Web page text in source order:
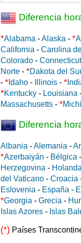
Diferencia
*Alabama -Alaska - *
California - Carolina
Colorado - Connecticut
Norte - *Dakota del
- * Idaho - Illinois - *
*Kentucky - Louisiana
Massachusetts - *
Diferencia
Albania -Alemania -
*Azerbaiyán - Bélgica -
Herzegovina - Holanda
del Vaticano - Croacia
Eslovenia - España -
*Georgia - Grecia -
Islas Azores - Islas
(*) Países